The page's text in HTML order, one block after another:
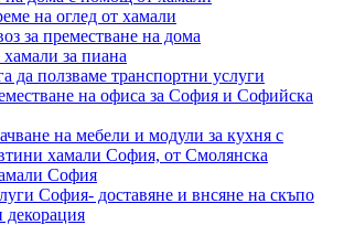
на оглед от хамали
за преместване на дома
за пиана
да ползваме транспортни услуги
на офиса за София и Софийска
на мебели и модули за кухня с
хамали София, от Смолянска
София
София- доставяне и внсяне на скъпо
декорация